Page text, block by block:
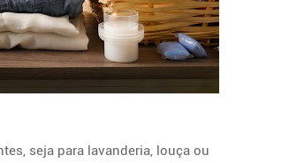
seja para lavanderia, louça ou